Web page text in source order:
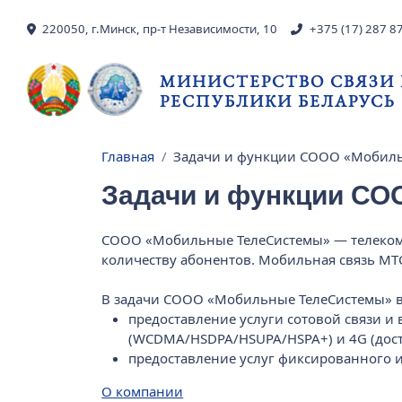
220050, г.Минск, пр-т Независимости, 10 +375 (17) 287
МИНИСТЕРСТВО
РЕСПУБЛИКИ БЕЛАРУСЬ
Строка навигации
Главная Задачи и функции СООО
Задачи и функции
СООО «Мобильные ТелеСистемы» —
количеству абонентов. Мобильная связь
В задачи СООО «Мобильные ТелеСистемы»
предоставление услуги сотовой связи
(WCDMA/HSDPA/HSUPA/HSPA+) и 4G
предоставление услуг фиксированного
О компании